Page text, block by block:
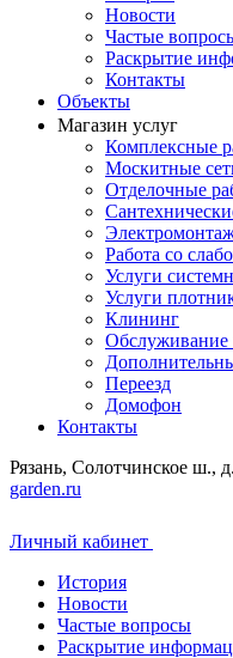
Новости
Частые
Раскрытие
Контакты
Объекты
Магазин услуг
Комплексные
Москитные
Отделочные
Работа со
Услуги
Услуги
Клининг
Обслуживание
Переезд
Домофон
Контакты
Рязань, Солотчинское ш.,
garden.ru
Личный кабинет
История
Новости
Частые вопросы
Раскрытие